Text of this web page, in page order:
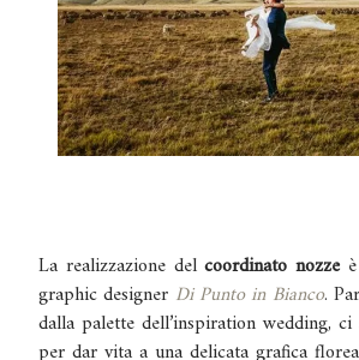
La realizzazione delcoordinato nozze
graphic designer Di Punto in Bianco.
dalla palette dell’inspiration wedding,
per dar vita a una delicata grafica